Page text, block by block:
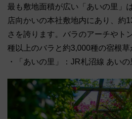
最も敷地面積が広い「あいの里」
店向かいの本社敷地内にあり、約
さを誇ります。バラのアーチやト
種以上のバラと約3,000種の宿根草
・「あいの里」：JR札沼線 あい